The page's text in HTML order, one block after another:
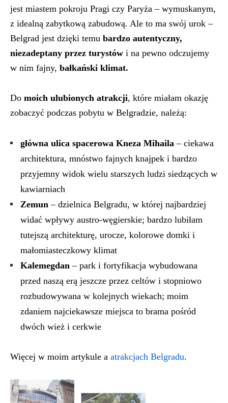
jest miastem pokroju Pragi czy Paryża – wymuskanym,
z idealną zabytkową zabudową. Ale to ma swój urok –
Belgrad jest dzięki temu bardzo autentyczny,
niezadeptany przez turystów i na pewno odczujemy
w nim fajny, bałkański klimat.
Do moich ulubionych atrakcji, które miałam okazję
zobaczyć podczas pobytu w Belgradzie, należą:
główna ulica spacerowa Kneza Mihaila – ciekawa
architektura, mnóstwo fajnych knajpek i bardzo
przyjemny widok wielu starszych ludzi siedzących w
kawiarniach
Zemun – dzielnica Belgradu, w której najbardziej
widać wpływy austro-węgierskie; bardzo lubiłam
tutejszą architekturę, urocze, kolorowe domki i
małomiasteczkowy klimat
Kalemegdan – park i fortyfikacja wybudowana
przed naszą erą jeszcze przez celtów i stopniowo
rozbudowywana w kolejnych wiekach; moim
zdaniem najciekawsze miejsca to brama pośród
dwóch wież i cerkwie
Więcej w moim artykule a atrakcjach Belgradu.